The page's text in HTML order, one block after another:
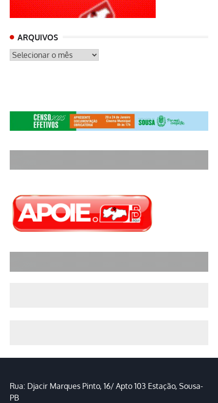
ARQUIVOS
ARQUIVOS
Rua: Djacir Marques Pinto, 16/ Apto 103 Estação, Sousa-
PB